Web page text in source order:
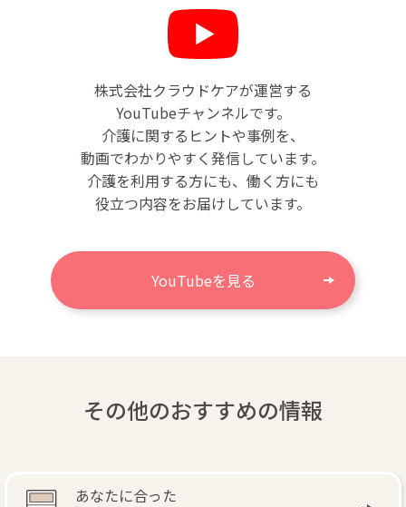
株式会社クラウドケアが運営する
YouTubeチャンネルです。
介護に関するヒントや事例を、
動画でわかりやすく発信しています。
介護を利用する方にも、働く方にも
役立つ内容をお届けしています。
YouTubeを見る
その他のおすすめの情報
あなたに合った